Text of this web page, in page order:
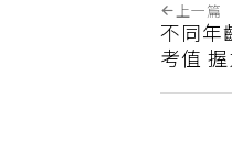
上一篇
不同年
考值